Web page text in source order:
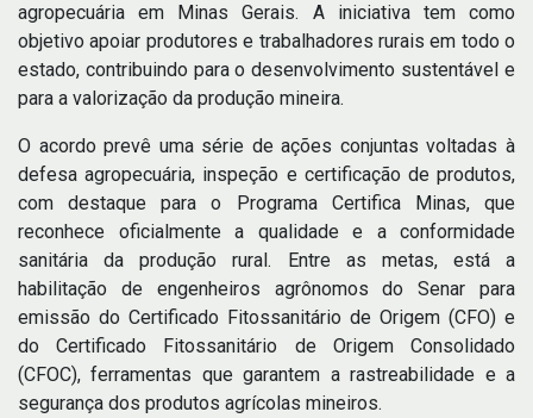
agropecuária em Minas Gerais. A iniciativa tem como
objetivo apoiar produtores e trabalhadores rurais em todo o
estado, contribuindo para o desenvolvimento sustentável e
para a valorização da produção mineira.
O acordo prevê uma série de ações conjuntas voltadas à
defesa agropecuária, inspeção e certificação de produtos,
com destaque para o Programa Certifica Minas, que
reconhece oficialmente a qualidade e a conformidade
sanitária da produção rural. Entre as metas, está a
habilitação de engenheiros agrônomos do Senar para
emissão do Certificado Fitossanitário de Origem (CFO) e
do Certificado Fitossanitário de Origem Consolidado
(CFOC), ferramentas que garantem a rastreabilidade e a
segurança dos produtos agrícolas mineiros.